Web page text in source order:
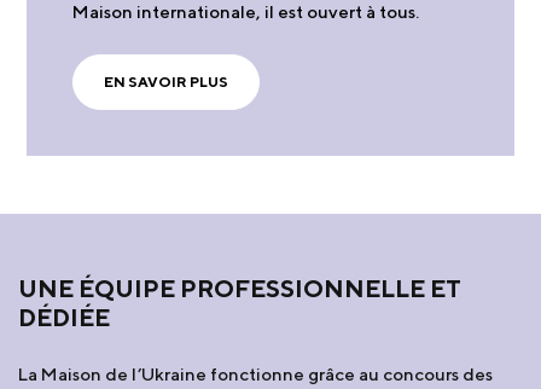
Maison internationale, il est ouvert à tous.
EN SAVOIR PLUS
UNE ÉQUIPE PROFESSIONNELLE ET
DÉDIÉE
La Maison de l’Ukraine fonctionne grâce au concours des